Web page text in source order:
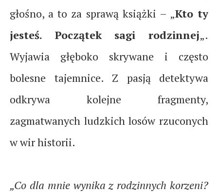
głośno, a to za sprawą książki – „Kto ty
jesteś. Początek sagi rodzinnej„.
Wyjawia głęboko skrywane i często
bolesne tajemnice. Z pasją detektywa
odkrywa kolejne fragmenty,
zagmatwanych ludzkich losów rzuconych
w wir historii.
„Co dla mnie wynika z rodzinnych korzeni?